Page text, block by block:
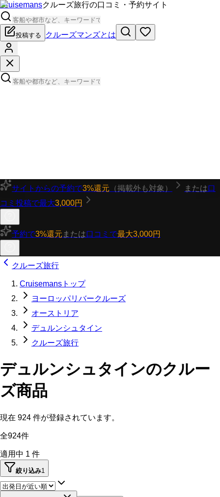
Cruisemansクルーズ旅行の口コミ・予約サイト
投稿する クルーズマンズとは
サイトからの予約で3%還元 （掲載外も対象） または口
コミ投稿で最大3,000円
予約で3%還元 または口コミで最大3,000円
クルーズ旅行
Cruisemansトップ
ヨーロッパリバークルーズ
オーストリア
デュルンシュタイン
クルーズ旅行
デュルンシュタインのクルー
ズ商品
現在 924 件が登録されています。
全924件
適用中 1 件
絞り込み1